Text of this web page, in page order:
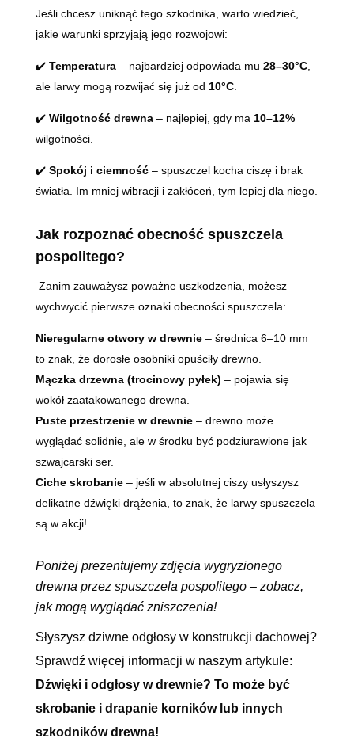
Jeśli chcesz uniknąć tego szkodnika, warto wiedzieć,
jakie warunki sprzyjają jego rozwojowi:
✔️ Temperatura– najbardziej odpowiada mu 28–30°C,
ale larwy mogą rozwijać się już od 10°C.
✔️ Wilgotność drewna– najlepiej, gdy ma 10–12%
wilgotności.
✔️ Spokój i ciemność– spuszczel kocha ciszę i brak
światła. Im mniej wibracji i zakłóceń, tym lepiej dla niego.
Jak rozpoznać obecność spuszczela
pospolitego?
Zanim zauważysz poważne uszkodzenia, możesz
wychwycić pierwsze oznaki obecności spuszczela:
Nieregularne otwory w drewnie– średnica 6–10 mm
to znak, że dorosłe osobniki opuściły drewno.
Mączka drzewna (trocinowy pyłek) – pojawia się
wokół zaatakowanego drewna.
Puste przestrzenie w drewnie– drewno może
wyglądać solidnie, ale w środku być podziurawione jak
szwajcarski ser.
Ciche skrobanie– jeśli w absolutnej ciszy usłyszysz
delikatne dźwięki drążenia, to znak, że larwy spuszczela
są w akcji!
Poniżej prezentujemy zdjęcia wygryzionego
drewna przez spuszczela pospolitego – zobacz,
jak mogą wyglądać zniszczenia!
Słyszysz dziwne odgłosy w konstrukcji dachowej?
Sprawdź więcej informacji w naszym artykule:
Dźwięki i odgłosy w drewnie? To może być
skrobanie i drapanie korników lub innych
szkodników drewna!